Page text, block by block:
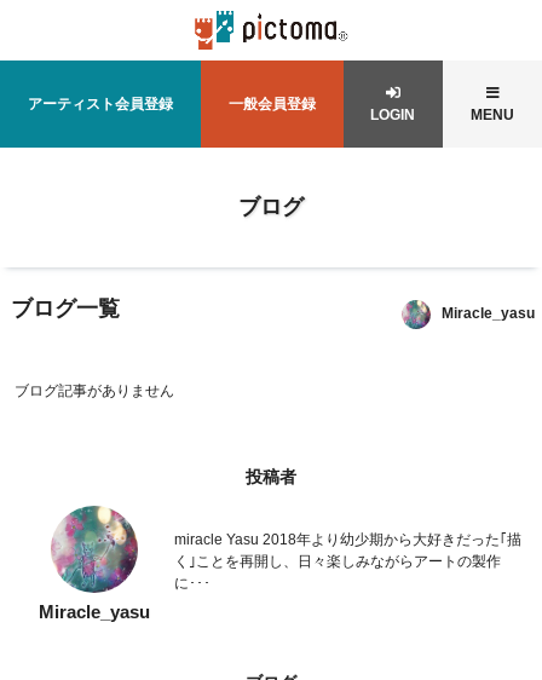
アーティスト会員登録 一般会員登録
LOGIN MENU
ブログ
ブログ一覧 Miracle_yasu
ブログ記事がありません
投稿者
Miracle_yasu
miracle Yasu 2018年より幼少期から大好きだった｢描
く｣ことを再開し、日々楽しみながらアートの製作
に･･･